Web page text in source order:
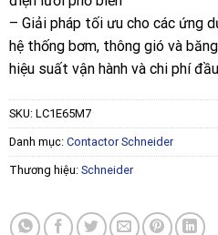
– Giải pháp tối ưu cho các ứng
hệ thống bơm, thông gió và
hiệu suất vận hành và chi phí
SKU: LC1E65M7
Danh mục: Contactor Schneider
Thương hiệu: Schneider